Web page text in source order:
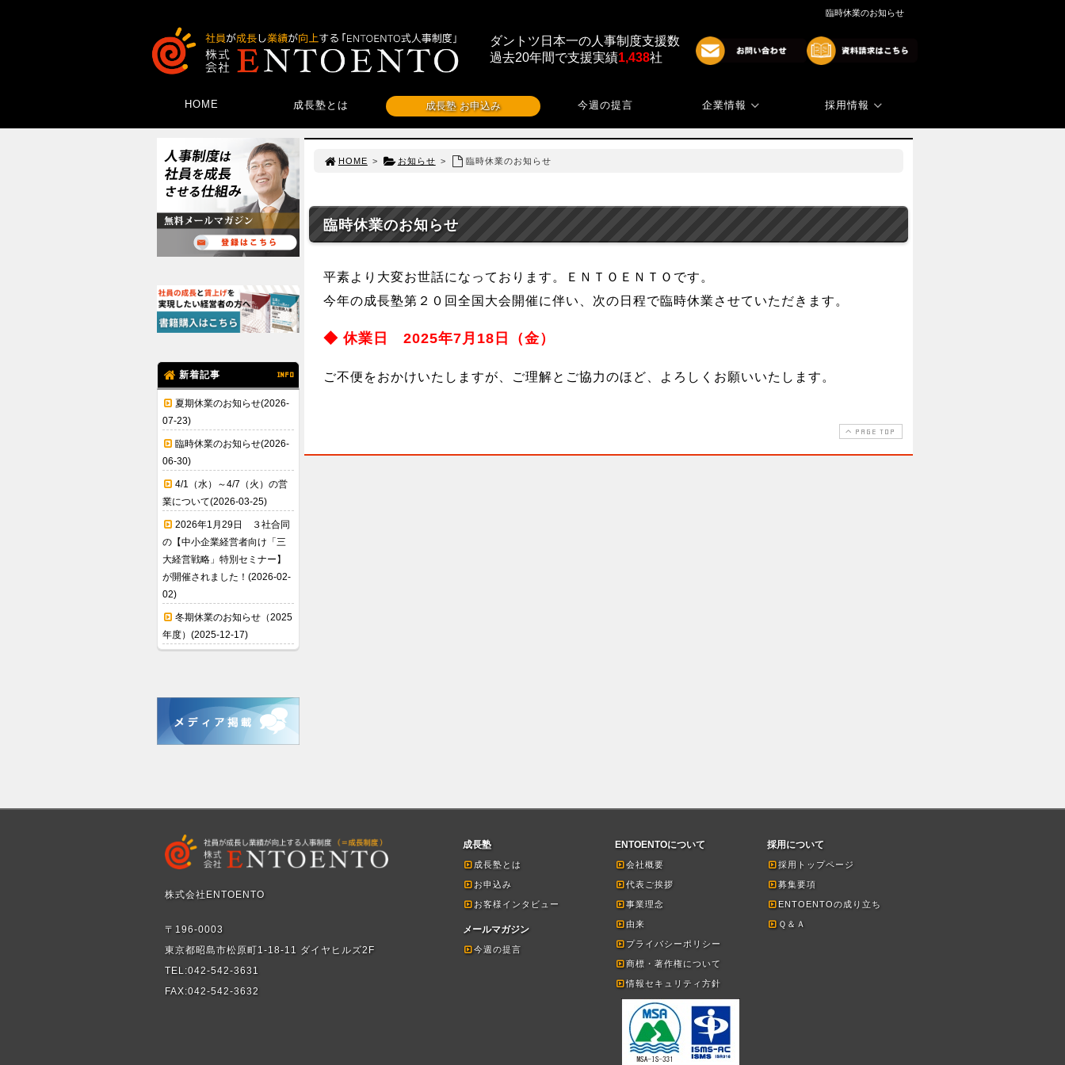
臨時休業のお知らせ
ダントツ日本一の人事制度支援数
過去20年間で支援実績1,438社
HOME 成長塾とは 成長塾 お申込み 今週の提言 企業情報 採用情報
HOME > お知らせ > 臨時休業のお知らせ
臨時休業のお知らせ
平素より大変お世話になっております。ＥＮＴＯＥＮＴＯです。
今年の成長塾第２０回全国大会開催に伴い、次の日程で臨時休業させていただきます。
◆ 休業日 2025年7月18日（金）
ご不便をおかけいたしますが、ご理解とご協力のほど、よろしくお願いいたします。
PAGE TOP
新着記事 INFO
夏期休業のお知らせ(2026-
07-23)
臨時休業のお知らせ(2026-
06-30)
4/1（水）～4/7（火）の営
業について(2026-03-25)
2026年1月29日 ３社合同
の【中小企業経営者向け「三
大経営戦略」特別セミナー】
が開催されました！(2026-02-
02)
冬期休業のお知らせ（2025
年度）(2025-12-17)
株式会社ENTOENTO
〒196-0003
東京都昭島市松原町1-18-11 ダイヤヒルズ2F
TEL:042-542-3631
FAX:042-542-3632
成長塾
成長塾とは
お申込み
お客様インタビュー
メールマガジン
今週の提言
ENTOENTOについて
会社概要
代表ご挨拶
事業理念
由来
プライバシーポリシー
商標・著作権について
情報セキュリティ方針
採用について
採用トップページ
募集要項
ENTOENTOの成り立ち
Ｑ＆Ａ